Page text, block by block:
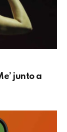
junto a